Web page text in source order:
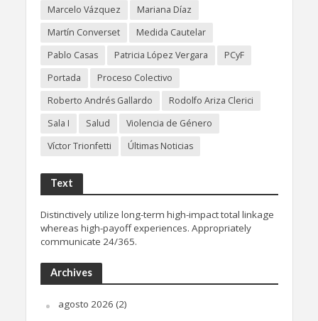
Marcelo Vázquez
Mariana Díaz
Martín Converset
Medida Cautelar
Pablo Casas
Patricia López Vergara
PCyF
Portada
Proceso Colectivo
Roberto Andrés Gallardo
Rodolfo Ariza Clerici
Sala I
Salud
Violencia de Género
Víctor Trionfetti
Últimas Noticias
Text
Distinctively utilize long-term high-impact total linkage
whereas high-payoff experiences. Appropriately
communicate 24/365.
Archives
agosto 2026 (2)